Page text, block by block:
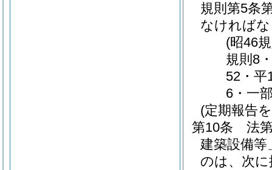
規則第5条
なければ
(昭46
規則8
52・平
6・一
(定期報告
第10条
法
建築設備
のは、次